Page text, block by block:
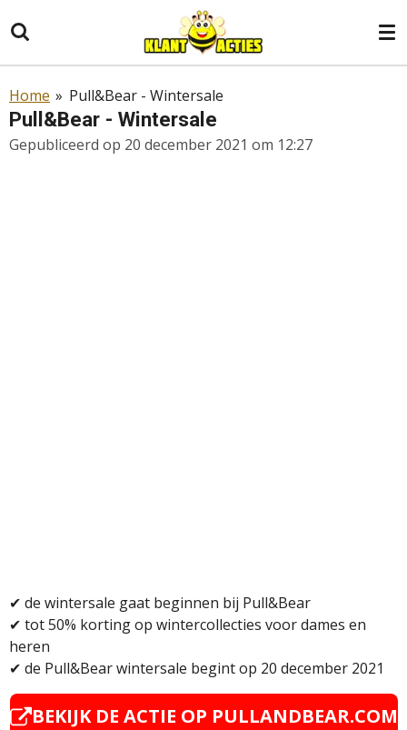
direct
naar
hoofdinhoud
Home » Pull&Bear - Wintersale
Pull&Bear - Wintersale
Gepubliceerd op 20 december 2021 om 12:27
✔ de wintersale gaat beginnen bij Pull&Bear
✔ tot 50% korting op wintercollecties voor dames en
heren
✔ de Pull&Bear wintersale begint op 20 december 2021
BEKIJK DE ACTIE OP PULLANDBEAR.COM